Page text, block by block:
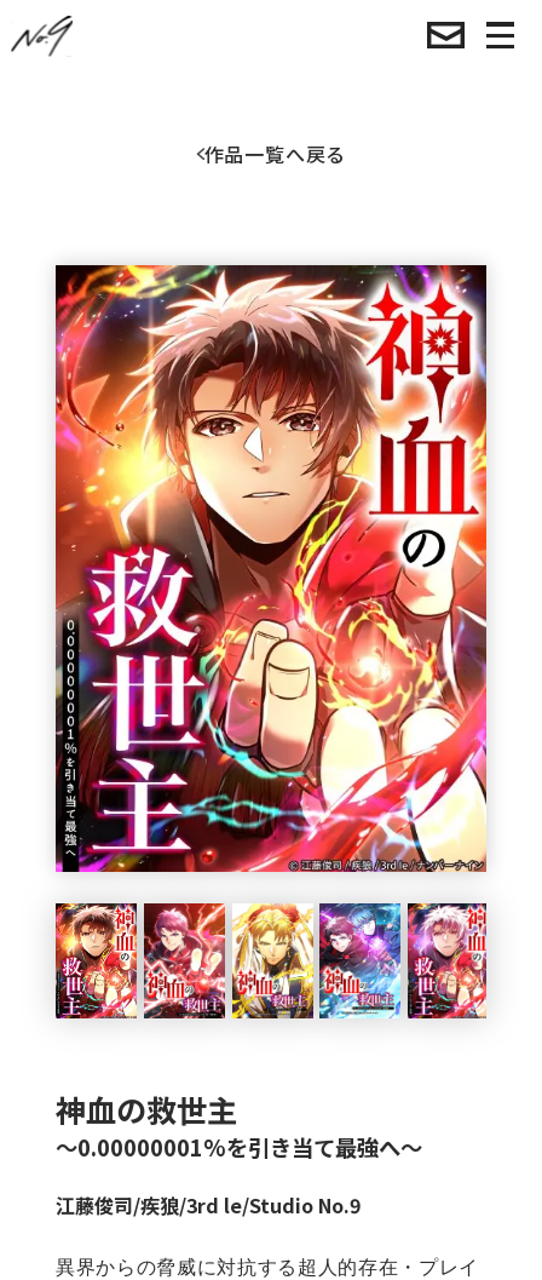
作品一覧へ戻る
神血の救世主
～0.00000001%を引き当て最強へ～
江藤俊司/疾狼/3rd le/Studio No.9
異界からの脅威に対抗する超人的存在・プレイ